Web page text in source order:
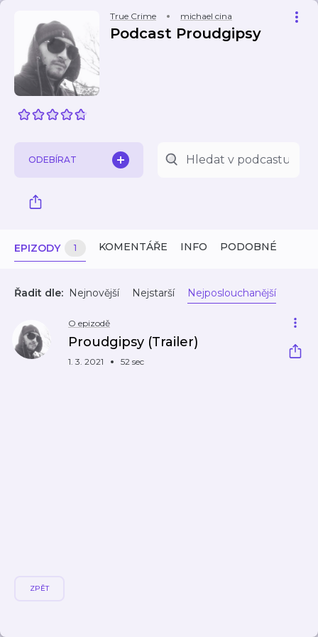
True Crime michael cina
Podcast Proudgipsy
ODEBÍRAT
EPIZODY 1 KOMENTÁŘE INFO PODOBNÉ
Řadit dle: Nejnovější Nejstarší Nejposlouchanější
O epizodě
Proudgipsy (Trailer)
1. 3. 2021 52 sec
ZPĚT